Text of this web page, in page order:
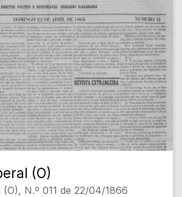
(O)
N.º 011 de 22/04/1866